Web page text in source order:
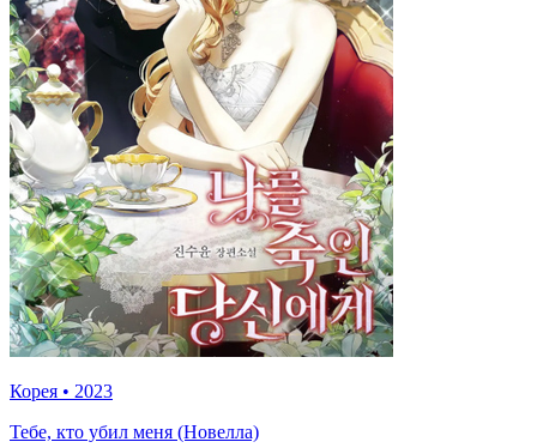
Корея • 2023
Тебе, кто убил меня (Новелла)